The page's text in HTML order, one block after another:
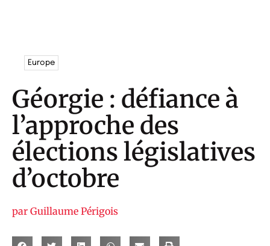
Europe
Géorgie : défiance à
l’approche des
élections législatives
d’octobre
par Guillaume Périgois